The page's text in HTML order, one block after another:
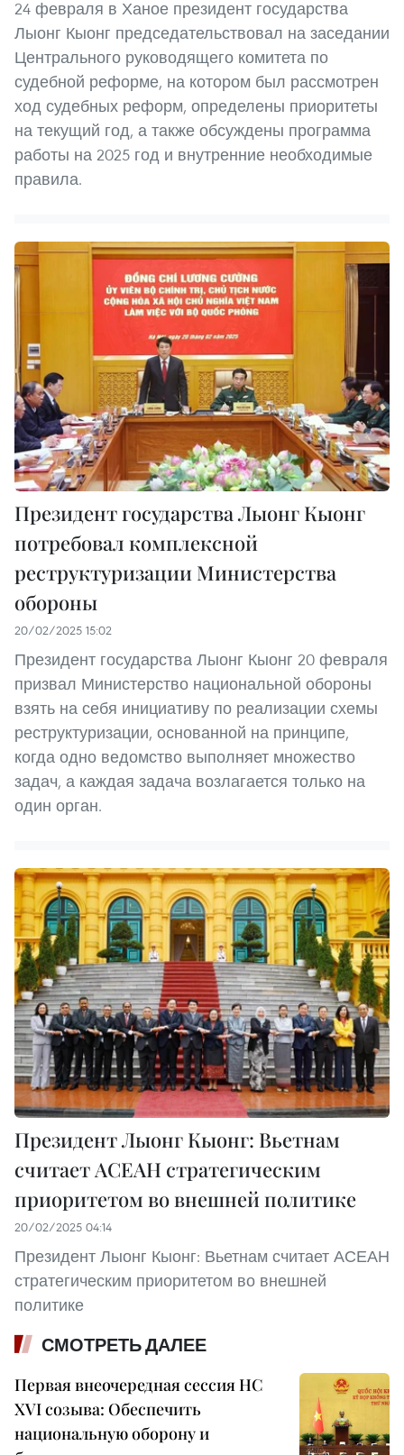
24 февраля в Ханое президент государства
Лыонг Кыонг председательствовал на заседании
Центрального руководящего комитета по
судебной реформе, на котором был рассмотрен
ход судебных реформ, определены приоритеты
на текущий год, а также обсуждены программа
работы на 2025 год и внутренние необходимые
правила.
Президент государства Лыонг Кыонг
потребовал комплексной
реструктуризации Министерства
обороны
20/02/2025 15:02
Президент государства Лыонг Кыонг 20 февраля
призвал Министерство национальной обороны
взять на себя инициативу по реализации схемы
реструктуризации, основанной на принципе,
когда одно ведомство выполняет множество
задач, а каждая задача возлагается только на
один орган.
Президент Лыонг Кыонг: Вьетнам
считает АСЕАН стратегическим
приоритетом во внешней политике
20/02/2025 04:14
Президент Лыонг Кыонг: Вьетнам считает АСЕАН
стратегическим приоритетом во внешней
политике
СМОТРЕТЬ ДАЛЕЕ
Первая внеочередная сессия НС
XVI созыва: Обеспечить
национальную оборону и